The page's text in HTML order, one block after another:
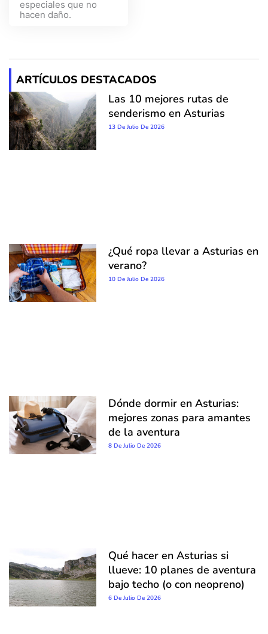
especiales que no
hacen daño.
ARTÍCULOS DESTACADOS
Las 10 mejores rutas de
senderismo en Asturias
13 De Julio De 2026
¿Qué ropa llevar a Asturias en
verano?
10 De Julio De 2026
Dónde dormir en Asturias:
mejores zonas para amantes
de la aventura
8 De Julio De 2026
Qué hacer en Asturias si
llueve: 10 planes de aventura
bajo techo (o con neopreno)
6 De Julio De 2026